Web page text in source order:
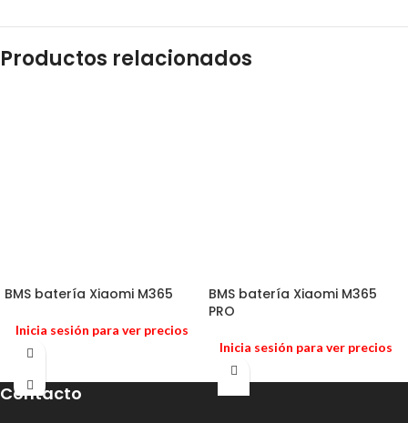
Productos relacionados
BMS batería Xiaomi M365
Inicia sesión para ver precios
BMS batería Xiaomi M365
PRO
Inicia sesión para ver precios
Contacto